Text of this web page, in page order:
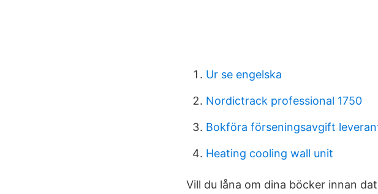
Ur se engelska
Nordictrack professional 1750
Bokföra förseningsavgift
Heating cooling wall unit
Vill du låna om dina böcker innan